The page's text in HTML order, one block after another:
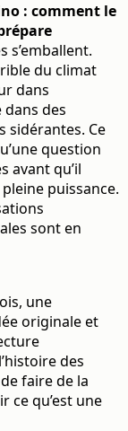
: comment le
s’emballent.
du climat
dans
dans des
sidérantes. Ce
question
avant qu’il
puissance.
sont en
une
originale et
des
faire de la
ce qu’est une